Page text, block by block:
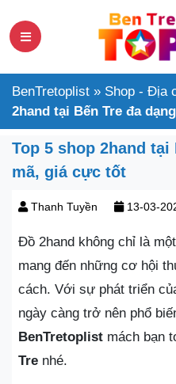
BenTretoplist » Shop - Địa
2hand tại Bến Tre đa
Top 5 shop 2hand tại
mã, giá cực tốt
Thanh Tuyền 13-03-
Đồ 2hand không chỉ là
mang đến những cơ hội
cách. Với sự phát triển
ngày càng trở nên phổ
BenTretoplist mách bạn
Tre nhé.